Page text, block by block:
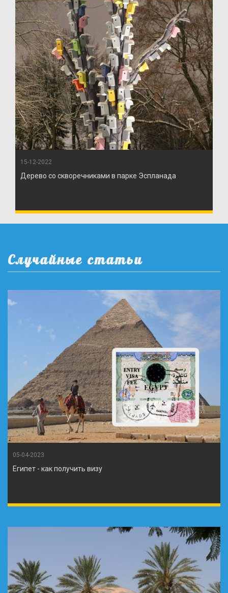
15-12-2022
Дерево со скворечниками в парке Эспланада
Случайные статьи
05-04-2023
Египет - как получить визу